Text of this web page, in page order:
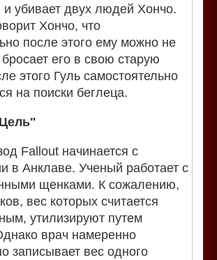
убивает двух людей Хончо.
Хончо, что
после этого ему можно не
бросает его в свою старую
этого Гуль самостоятельно
на поиски беглеца.
Fallout начинается с
в Анклаве. Ученый работает с
щенками. К сожалению,
вес которых считается
утилизируют путем
врач намеренно
записывает вес одного